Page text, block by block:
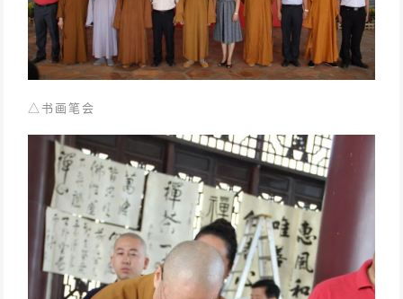
△书画笔会